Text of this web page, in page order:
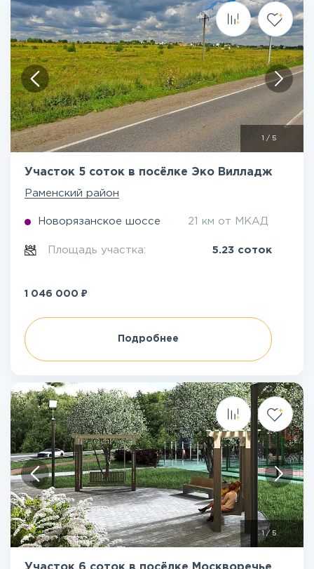
/ 5
Участок 5 соток в посёлке Эко Вилладж
Раменский район
Новорязанское шоссе 21 км от МКАД
Площадь участка: 5.23 соток
1 046 000 ₽
Подробнее
1 / 5